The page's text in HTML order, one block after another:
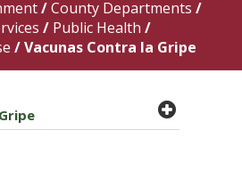
/County Departments /
/ Public Health /
/Vacunas Contra la Gripe
plus